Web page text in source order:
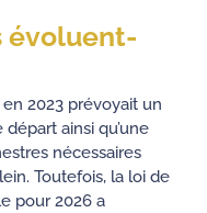
évoluent-
2023 prévoyait un
départ ainsi qu’une
nécessaires
Toutefois, la loi de
pour 2026 a